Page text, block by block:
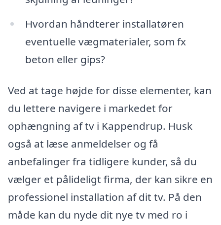
Hvordan håndterer installatøren
eventuelle vægmaterialer, som fx
beton eller gips?
Ved at tage højde for disse elementer, kan
du lettere navigere i markedet for
ophængning af tv i Kappendrup. Husk
også at læse anmeldelser og få
anbefalinger fra tidligere kunder, så du
vælger et pålideligt firma, der kan sikre en
professionel installation af dit tv. På den
måde kan du nyde dit nye tv med ro i